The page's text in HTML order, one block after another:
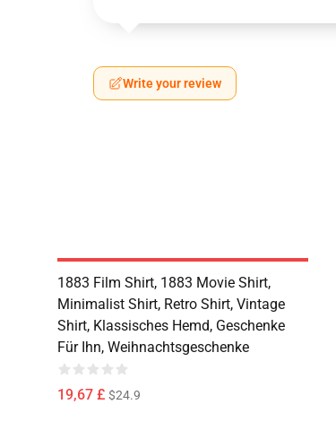
Write your review
1883 Film Shirt, 1883 Movie Shirt,
Minimalist Shirt, Retro Shirt, Vintage
Shirt, Klassisches Hemd, Geschenke
Für Ihn, Weihnachtsgeschenke
19,67 £ $24.9